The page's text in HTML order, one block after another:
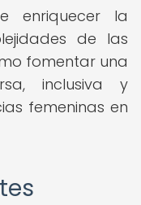
enriquecer la
de las
fomentar una
inclusiva y
femeninas en